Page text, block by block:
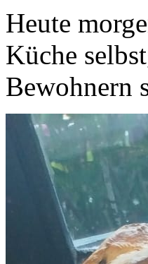
Heute
Küche
Bewohnern